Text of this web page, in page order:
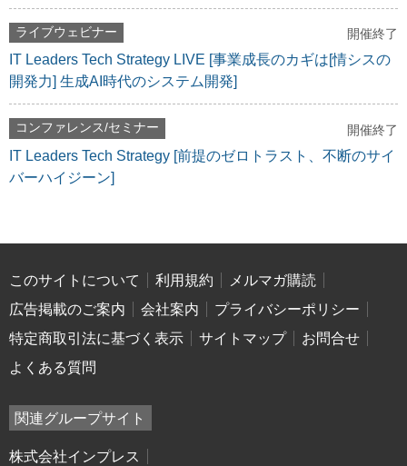
ライブウェビナー 開催終了
IT Leaders Tech Strategy LIVE [事業成長のカギは[情シスの
開発力] 生成AI時代のシステム開発]
コンファレンス/セミナー 開催終了
IT Leaders Tech Strategy [前提のゼロトラスト、不断のサイ
バーハイジーン]
このサイトについて 利用規約
メルマガ購読
広告掲載のご案内
会社案内
プライバシーポリシー
特定商取引法に基づく表示
サイトマップ
お問合せ
よくある質問
関連グループサイト
株式会社インプレス